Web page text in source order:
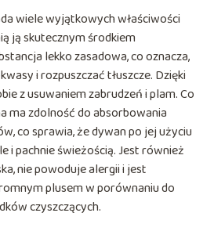
wiele wyjątkowych właściwości
ją skutecznym środkiem
lekko zasadowa, co oznacza,
i rozpuszczać tłuszcze. Dzięki
z usuwaniem zabrudzeń i plam. Co
ma zdolność do absorbowania
co sprawia, że dywan po jej użyciu
i pachnie świeżością. Jest również
nie powoduje alergii i jest
plusem w porównaniu do
czyszczących.